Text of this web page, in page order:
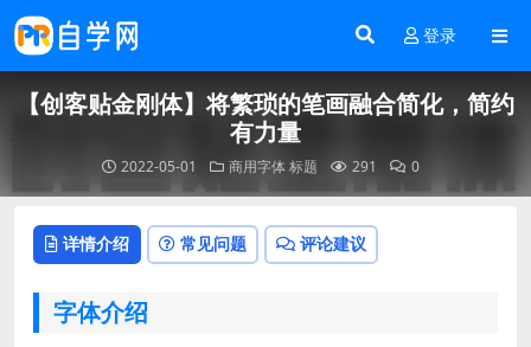
登录
【创客贴金刚体】将繁琐的笔画融合简化，简约
有力量
2022-05-01 商用字体标题 291 0
详情介绍 常见问题 评论建议
字体介绍